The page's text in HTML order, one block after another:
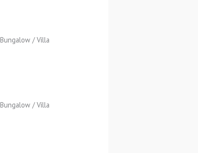
/ Villa
/ Villa